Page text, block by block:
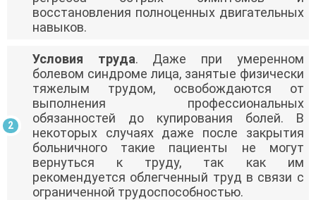
восстановления полноценных двигательных
навыков.
Условия труда. Даже при умеренном
болевом синдроме лица, занятые физически
тяжелым трудом, освобождаются от
выполнения профессиональных
обязанностей до купирования болей. В
некоторых случаях даже после закрытия
больничного такие пациенты не могут
вернуться к труду, так как им
рекомендуется облегченный труд в связи с
ограниченной трудоспособностью.